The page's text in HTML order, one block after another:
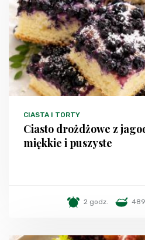
CIASTA I TORTY
Ciasto drożdżowe z
miękkie i puszyste
2 godz.